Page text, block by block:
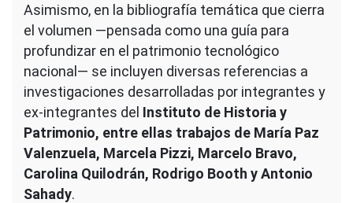
Asimismo, en la bibliografía temática que cierra
el volumen —pensada como una guía para
profundizar en el patrimonio tecnológico
nacional— se incluyen diversas referencias a
investigaciones desarrolladas por integrantes y
ex-integrantes del Instituto de Historia y
Patrimonio, entre ellas trabajos de María Paz
Valenzuela, Marcela Pizzi, Marcelo Bravo,
Carolina Quilodrán, Rodrigo Booth y Antonio
Sahady.